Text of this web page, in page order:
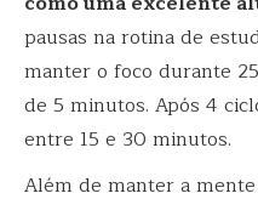
pausas na rotina de
manter o foco durante
de 5 minutos. Após 4
entre 15 e 30 minutos.
Além de manter a